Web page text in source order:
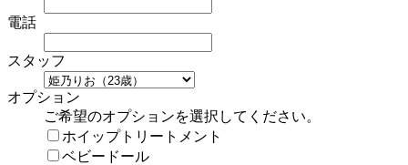
電話
スタッフ
オプション
ご希望のオプションを選択してください。
ホイップトリートメント
ベビードール